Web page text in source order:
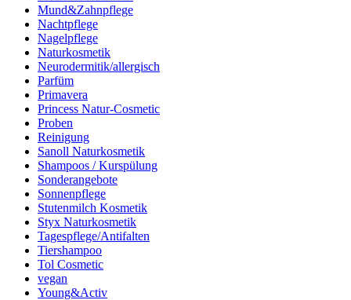
Mund&Zahnpflege
Nachtpflege
Nagelpflege
Naturkosmetik
Neurodermitik/allergisch
Parfüm
Primavera
Princess Natur-Cosmetic
Proben
Reinigung
Sanoll Naturkosmetik
Shampoos / Kurspülung
Sonderangebote
Sonnenpflege
Stutenmilch Kosmetik
Styx Naturkosmetik
Tagespflege/Antifalten
Tiershampoo
Tol Cosmetic
vegan
Young&Activ